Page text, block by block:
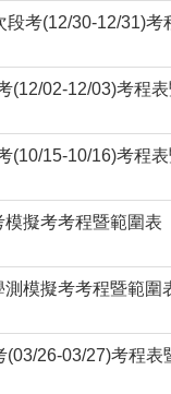
段考(12/30-12/31)考
(12/02-12/03)考程
(10/15-10/16)考程
模擬考考程暨範圍表
測模擬考考程暨範圍
(03/26-03/27)考程表